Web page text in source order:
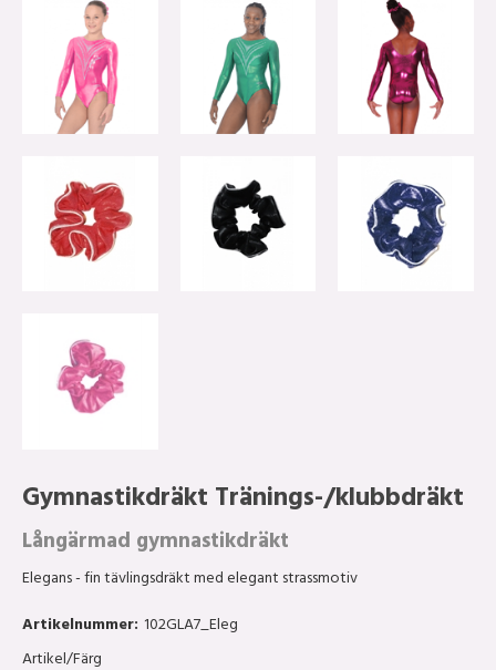
Gymnastikdräkt Tränings-/klubbdräkt
Långärmad gymnastikdräkt
Elegans - fin tävlingsdräkt med elegant strassmotiv
Artikelnummer: 102GLA7_Eleg
Artikel/Färg